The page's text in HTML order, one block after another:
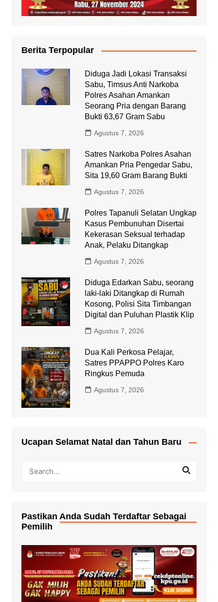
Berita Terpopular
Diduga Jadi Lokasi Transaksi
Sabu, Timsus Anti Narkoba
Polres Asahan Amankan
Seorang Pria dengan Barang
Bukti 63,67 Gram Sabu
Agustus 7, 2026
Satres Narkoba Polres Asahan
Amankan Pria Pengedar Sabu,
Sita 19,60 Gram Barang Bukti
Agustus 7, 2026
Polres Tapanuli Selatan Ungkap
Kasus Pembunuhan Disertai
Kekerasan Seksual terhadap
Anak, Pelaku Ditangkap
Agustus 7, 2026
Diduga Edarkan Sabu, seorang
laki-laki Ditangkap di Rumah
Kosong, Polisi Sita Timbangan
Digital dan Puluhan Plastik Klip
Agustus 7, 2026
Dua Kali Perkosa Pelajar,
Satres PPAPPO Polres Karo
Ringkus Pemuda
Agustus 7, 2026
Ucapan Selamat Natal dan Tahun Baru
Pastikan Anda Sudah Terdaftar Sebagai
Pemilih